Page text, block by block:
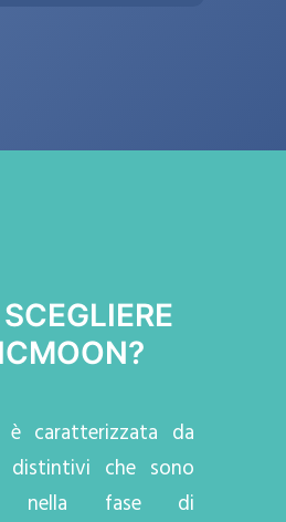
è caratterizzata da
che sono
nella fase di